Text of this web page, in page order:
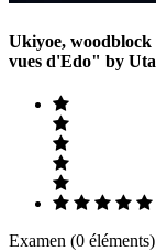
Ukiyoe,
vues d'Edo" by
Examen (0 éléments)